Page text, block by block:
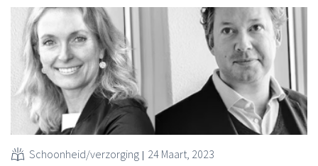
Schoonheid/verzorging 24 Maart, 2023